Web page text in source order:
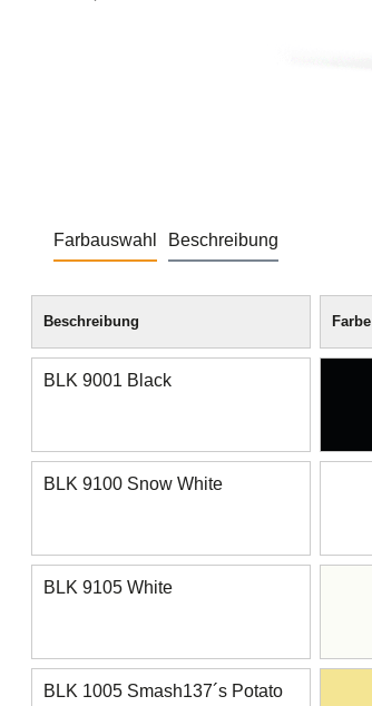
Farbauswahl Beschreibung
Beschreibung Farbe
BLK 9001 Black
BLK 9100 Snow White
BLK 9105 White
BLK 1005 Smash137´s Potato